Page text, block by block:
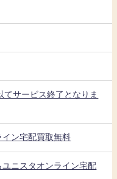
サービス終了となりま
ン宅配買取無料
ニスタオンライン宅配